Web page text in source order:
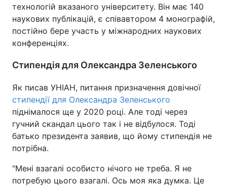
технологій вказаного університету. Він має 140
наукових публікацій, є співавтором 4 монографій,
постійно бере участь у міжнародних наукових
конференціях.
Стипендія для Олександра Зеленського
Як писав УНІАН, питання призначення довічної
стипендії для Олександра Зеленського
піднімалося ще у 2020 році. Але тоді через
гучний скандал цього так і не відбулося. Тоді
батько президента заявив, що йому стипендія не
потрібна.
"Мені взагалі особисто нічого не треба. Я не
потребую цього взагалі. Ось моя яка думка. Це